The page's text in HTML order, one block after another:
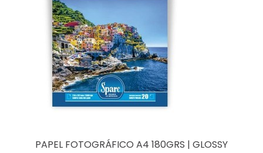
PAPEL FOTOGRÁFICO A4 180GRS | GLOSSY